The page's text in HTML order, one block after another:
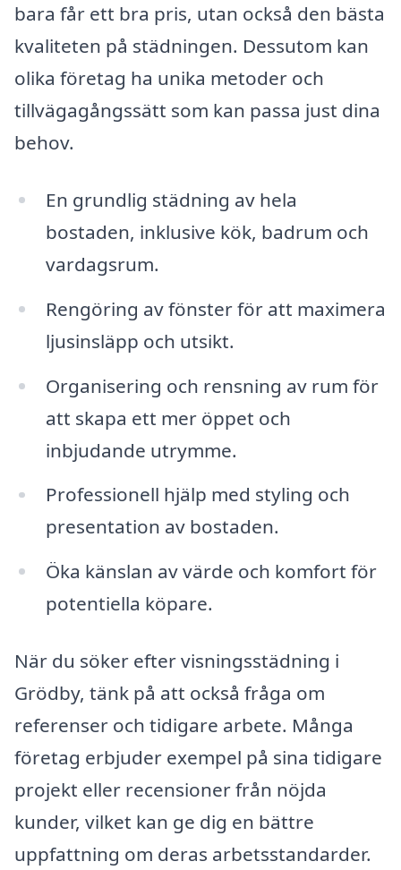
bara får ett bra pris, utan också den bästa
kvaliteten på städningen. Dessutom kan
olika företag ha unika metoder och
tillvägagångssätt som kan passa just dina
behov.
En grundlig städning av hela
bostaden, inklusive kök, badrum och
vardagsrum.
Rengöring av fönster för att maximera
ljusinsläpp och utsikt.
Organisering och rensning av rum för
att skapa ett mer öppet och
inbjudande utrymme.
Professionell hjälp med styling och
presentation av bostaden.
Öka känslan av värde och komfort för
potentiella köpare.
När du söker efter visningsstädning i
Grödby, tänk på att också fråga om
referenser och tidigare arbete. Många
företag erbjuder exempel på sina tidigare
projekt eller recensioner från nöjda
kunder, vilket kan ge dig en bättre
uppfattning om deras arbetsstandarder.